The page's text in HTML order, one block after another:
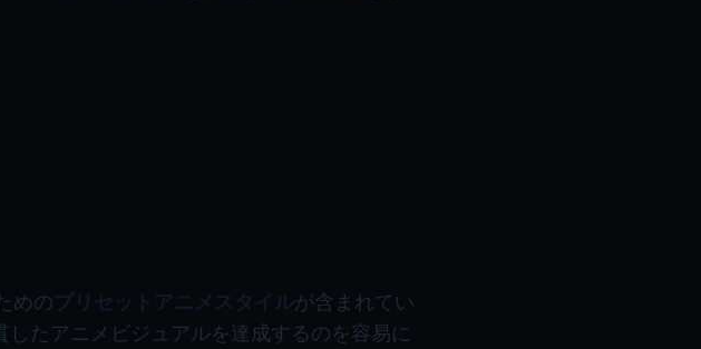
めのプリセットアニメスタイルが含まれてい
たアニメビジュアルを達成するのを容易に